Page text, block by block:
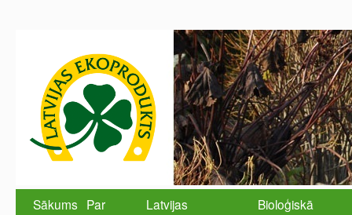
Sākums Par
Latvijas
Bioloģiskā